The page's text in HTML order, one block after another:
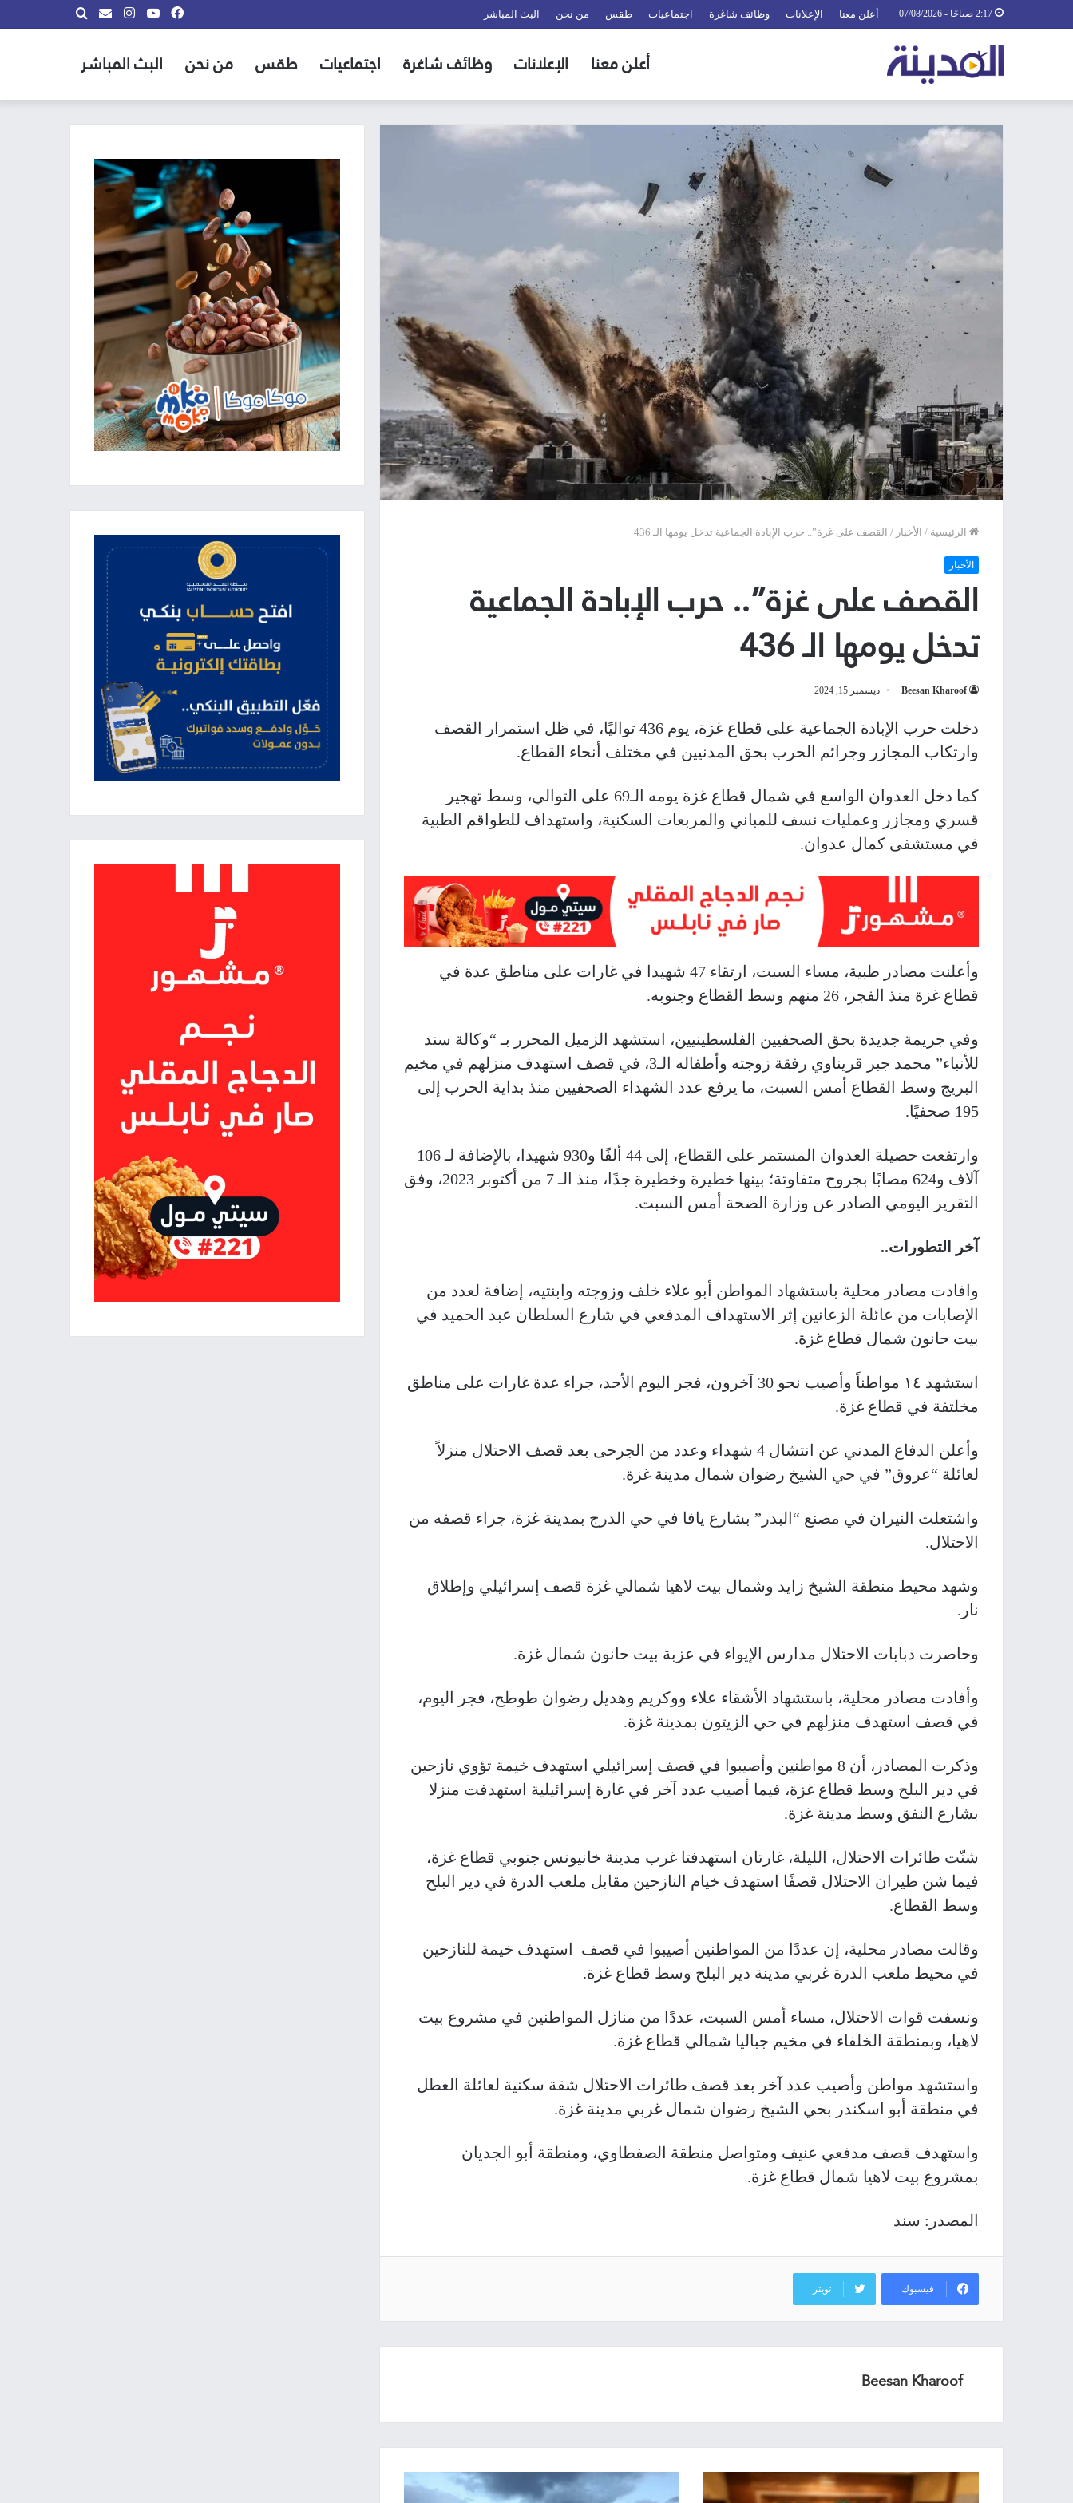
أعلن معنا الإعلانات وظائف شاغرة اجتماعيات طقس من نحن البث المباشر بحث
info@almadina.tvانستقراميوتيوب
فيسبوك
أعلن معنا الإعلانات وظائف شاغرة اجتماعيات طقس من نحن البث المباشر
الرئيسية / الأخبار / القصف على غزة”.. حرب الإبادة الجماعية تدخل يومها الـ 436
الأخبار
القصف على غزة”.. حرب الإبادة الجماعية
تدخل يومها الـ 436
Beesan Kharoof ديسمبر 15, 2024
دخلت حرب الإبادة الجماعية على قطاع غزة، يوم 436 تواليًا، في ظل استمرار القصف
وارتكاب المجازر وجرائم الحرب بحق المدنيين في مختلف أنحاء القطاع.
كما دخل العدوان الواسع في شمال قطاع غزة يومه الـ69 على التوالي، وسط تهجير
قسري ومجازر وعمليات نسف للمباني والمربعات السكنية، واستهداف للطواقم الطبية
في مستشفى كمال عدوان.
وأعلنت مصادر طبية، مساء السبت، ارتقاء 47 شهيدا في غارات على مناطق عدة في
قطاع غزة منذ الفجر، 26 منهم وسط القطاع وجنوبه.
وفي جريمة جديدة بحق الصحفيين الفلسطينيين، استشهد الزميل المحرر بـ “وكالة سند
للأنباء” محمد جبر قريناوي رفقة زوجته وأطفاله الـ3، في قصف استهدف منزلهم في مخيم
البريج وسط القطاع أمس السبت، ما يرفع عدد الشهداء الصحفيين منذ بداية الحرب إلى
195 صحفيًا.
وارتفعت حصيلة العدوان المستمر على القطاع، إلى 44 ألفًا و930 شهيدا، بالإضافة لـ 106
آلاف و624 مصابًا بجروح متفاوتة؛ بينها خطيرة وخطيرة جدًا، منذ الـ 7 من أكتوبر 2023، وفق
التقرير اليومي الصادر عن وزارة الصحة أمس السبت.
آخر التطورات..
وافادت مصادر محلية باستشهاد المواطن أبو علاء خلف وزوجته وابنتيه، إضافة لعدد من
الإصابات من عائلة الزعانين إثر الاستهداف المدفعي في شارع السلطان عبد الحميد في
بيت حانون شمال قطاع غزة.
استشهد ١٤ مواطناً وأصيب نحو 30 آخرون، فجر اليوم الأحد، جراء عدة غارات على مناطق
مخلتفة في قطاع غزة.
وأعلن الدفاع المدني عن انتشال 4 شهداء وعدد من الجرحى بعد قصف الاحتلال منزلاً
لعائلة “عروق” في حي الشيخ رضوان شمال مدينة غزة.
واشتعلت النيران في مصنع “البدر” بشارع يافا في حي الدرج بمدينة غزة، جراء قصفه من
الاحتلال.
وشهد محيط منطقة الشيخ زايد وشمال بيت لاهيا شمالي غزة قصف إسرائيلي وإطلاق
نار.
وحاصرت دبابات الاحتلال مدارس الإيواء في عزبة بيت حانون شمال غزة.
و أفادت مصادر محلية، باستشهاد الأشقاء علاء ووكريم وهديل رضوان طوطح، فجر اليوم،
في قصف استهدف منزلهم في حي الزيتون بمدينة غزة.
وذكرت المصادر، أن 8 مواطنين وأصيبوا في قصف إسرائيلي استهدف خيمة تؤوي نازحين
في دير البلح وسط قطاع غزة، فيما أصيب عدد آخر في غارة إسرائيلية استهدفت منزلا
بشارع النفق وسط مدينة غزة.
شنّت طائرات الاحتلال، الليلة، غارتان استهدفتا غرب مدينة خانيونس جنوبي قطاع غزة،
فيما شن طيران الاحتلال قصفًا استهدف خيام النازحين مقابل ملعب الدرة في دير البلح
وسط القطاع.
وقالت مصادر محلية، إن عددًا من المواطنين أصيبوا في قصف استهدف خيمة للنازحين
في محيط ملعب الدرة غربي مدينة دير البلح وسط قطاع غزة.
ونسفت قوات الاحتلال، مساء أمس السبت، عددًا من منازل المواطنين في مشروع بيت
لاهيا، وبمنطقة الخلفاء في مخيم جباليا شمالي قطاع غزة.
واستشهد مواطن وأصيب عدد آخر بعد قصف طائرات الاحتلال شقة سكنية لعائلة العطل
في منطقة أبو اسكندر بحي الشيخ رضوان شمال غربي مدينة غزة.
واستهدف قصف مدفعي عنيف ومتواصل منطقة الصفطاوي، ومنطقة أبو الجديان
بمشروع بيت لاهيا شمال قطاع غزة.
المصدر: سند
فيسبوك تويتر
Beesan Kharoof